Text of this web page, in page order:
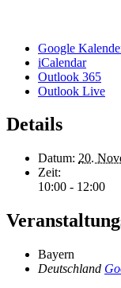
Google
iCalendar
Outlook 365
Outlook Live
Details
Datum: 20.
Zeit:
10:00 - 12:00
Bayern
Deutschland